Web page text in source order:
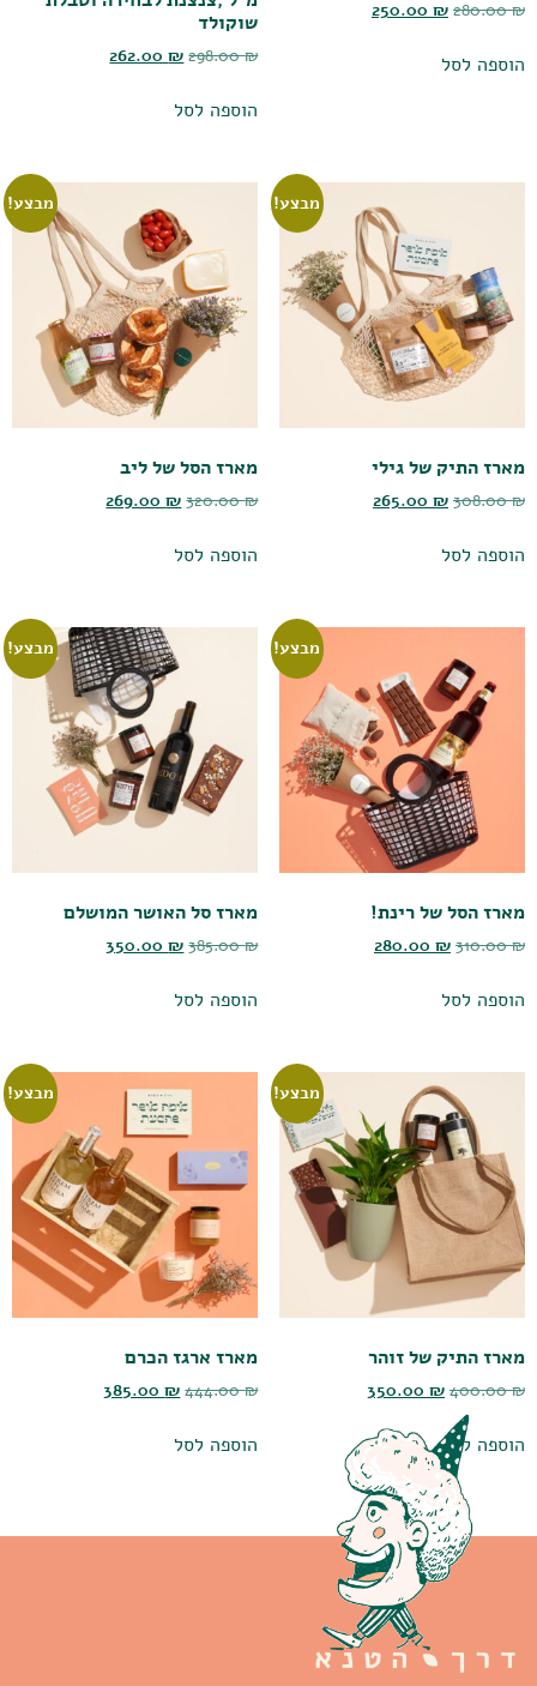
280.00₪
250.00 ₪
הוספה לסל
שוקולד
298.00₪
262.00₪
הוספה לסל
מבצע!
מארז התיק של גילי
308.00₪
265.00 ₪
הוספה לסל
מבצע!
מארז הסל של ליב
320.00₪
269.00₪
הוספה לסל
מבצע!
מארז הסל של רינת!
310.00₪
280.00 ₪
הוספה לסל
מבצע!
מארז סל האושר המושלם
385.00₪
350.00₪
הוספה לסל
מבצע!
מארז התיק של זוהר
400.00₪
350.00 ₪
הוספה לסל
מבצע!
מארז ארגז הכרם
444.00₪
385.00₪
הוספה לסל